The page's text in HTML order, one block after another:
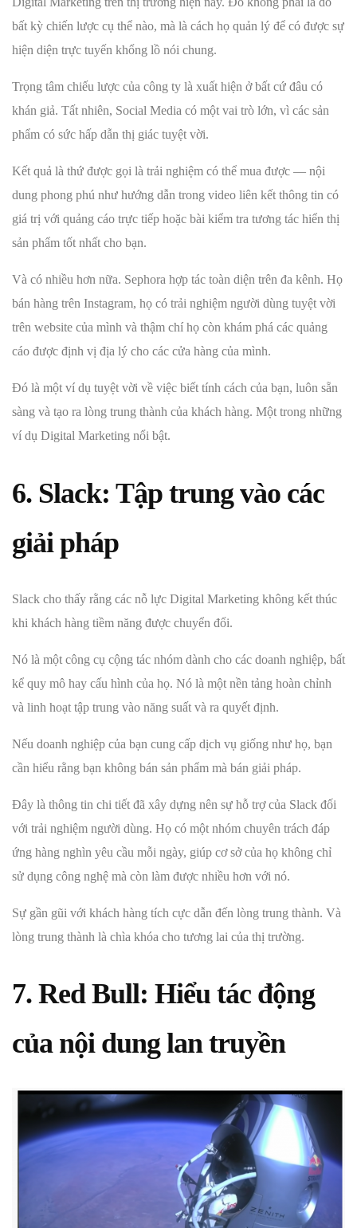
bất kỳ chiến lược cụ thể nào, mà là cách họ quản lý để có được sự
hiện diện trực tuyến khổng lồ nói chung.
Trọng tâm chiếu lược của công ty là xuất hiện ở bất cứ đâu có
khán giả. Tất nhiên, Social Media có một vai trò lớn, vì các sản
phẩm có sức hấp dẫn thị giác tuyệt vời.
Kết quả là thứ được gọi là trải nghiệm có thể mua được — nội
dung phong phú như hướng dẫn trong video liên kết thông tin có
giá trị với quảng cáo trực tiếp hoặc bài kiểm tra tương tác hiển thị
sản phẩm tốt nhất cho bạn.
Và có nhiều hơn nữa. Sephora hợp tác toàn diện trên đa kênh. Họ
bán hàng trên Instagram, họ có trải nghiệm người dùng tuyệt vời
trên website của mình và thậm chí họ còn khám phá các quảng
cáo được định vị địa lý cho các cửa hàng của mình.
Đó là một ví dụ tuyệt vời về việc biết tính cách của bạn, luôn sẵn
sàng và tạo ra lòng trung thành của khách hàng. Một trong những
ví dụ Digital Marketing nổi bật.
6. Slack: Tập trung vào các
giải pháp
Slack cho thấy rằng các nỗ lực Digital Marketing không kết thúc
khi khách hàng tiềm năng được chuyển đổi.
Nó là một công cụ cộng tác nhóm dành cho các doanh nghiệp, bất
kể quy mô hay cấu hình của họ. Nó là một nền tảng hoàn chỉnh
và linh hoạt tập trung vào năng suất và ra quyết định.
Nếu doanh nghiệp của bạn cung cấp dịch vụ giống như họ, bạn
cần hiểu rằng bạn không bán sản phẩm mà bán giải pháp.
Đây là thông tin chi tiết đã xây dựng nên sự hỗ trợ của Slack đối
với trải nghiệm người dùng. Họ có một nhóm chuyên trách đáp
ứng hàng nghìn yêu cầu mỗi ngày, giúp cơ sở của họ không chỉ
sử dụng công nghệ mà còn làm được nhiều hơn với nó.
Sự gần gũi với khách hàng tích cực dẫn đến lòng trung thành. Và
lòng trung thành là chìa khóa cho tương lai của thị trường.
7. Red Bull: Hiểu tác động
của nội dung lan truyền